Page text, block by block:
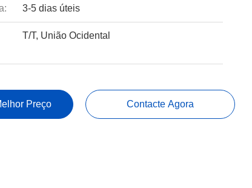
3-5 dias úteis
T/T, União Ocidental
Preço Contacte Agora